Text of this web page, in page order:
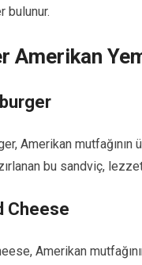
bulunur.
Amerikan
Amerikan
bu sandviç,
Cheese
Amerikan